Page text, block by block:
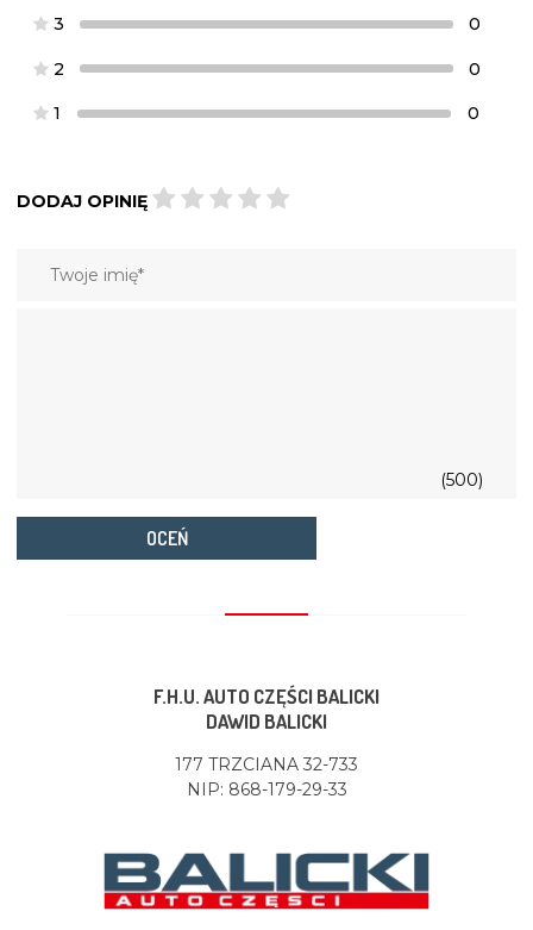
3 0
2 0
1 0
DODAJ OPINIĘ
(500)
OCEŃ
F.H.U. AUTO CZĘŚCI BALICKI
DAWID BALICKI
177 TRZCIANA 32-733
NIP: 868-179-29-33